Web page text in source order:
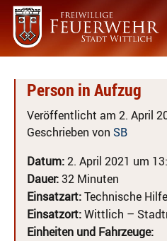
Person in Aufzug
Veröffentlicht am 2. April
Geschrieben von SB
Datum:2. April 2021 um
Dauer:32 Minuten
Einsatzart:Technische
Einsatzort:Wittlich –
Einheiten und Fahrzeuge: